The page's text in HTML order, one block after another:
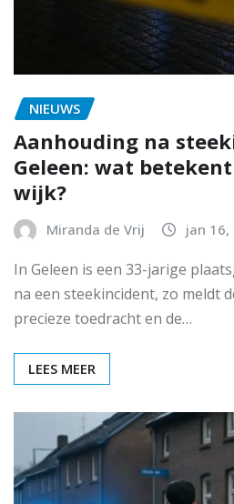
NIEUWS
Aanhouding na
Geleen: wat
wijk?
Miranda de Vrij jan 16,
In Geleen is een 33-jarige
na een steekincident, zo meldt
precieze toedracht en de…
LEES MEER